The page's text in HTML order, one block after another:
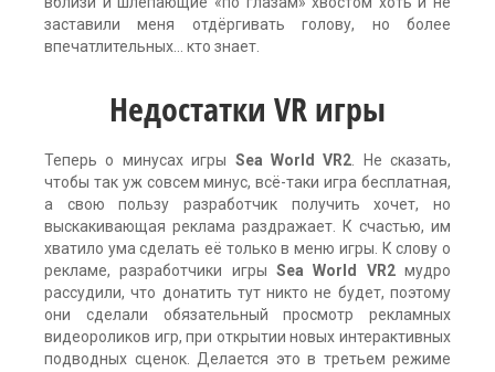
заставили меня отдёргивать голову, но более
впечатлительных… кто знает.
Недостатки VR игры
Теперь о минусах игры Sea World VR2 . Не сказать,
чтобы так уж совсем минус, всё-таки игра бесплатная,
а свою пользу разработчик получить хочет, но
выскакивающая реклама раздражает. К счастью, им
хватило ума сделать её только в меню игры. К слову о
рекламе, разработчики игры Sea World VR2мудро
рассудили, что донатить тут никто не будет, поэтому
они сделали обязательный просмотр рекламных
видеороликов игр, при открытии новых интерактивных
подводных сценок. Делается это в третьем режиме